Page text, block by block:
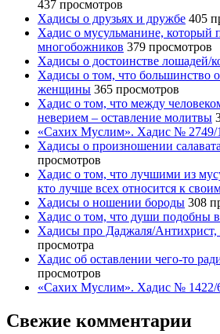
437 просмотров
Хадисы о друзьях и дружбе 405
Хадис о мусульманине, который
многобожников 379 просмотров
Хадисы о достоинстве лошадей/
Хадисы о том, что большинство
женщины 365 просмотров
Хадис о том, что между
неверием – оставление молитвы
«Сахих Муслим». Хадис № 2749/
Хадисы о произношении
просмотров
Хадис о том, что лучшими из
кто лучше всех относится к
Хадисы о ношении бороды 308
Хадис о том, что души подобны
Хадисы про Даджаля/
просмотра
Хадис об оставлении чего-то
просмотров
«Сахих Муслим». Хадис № 1422/
Свежие комментарии